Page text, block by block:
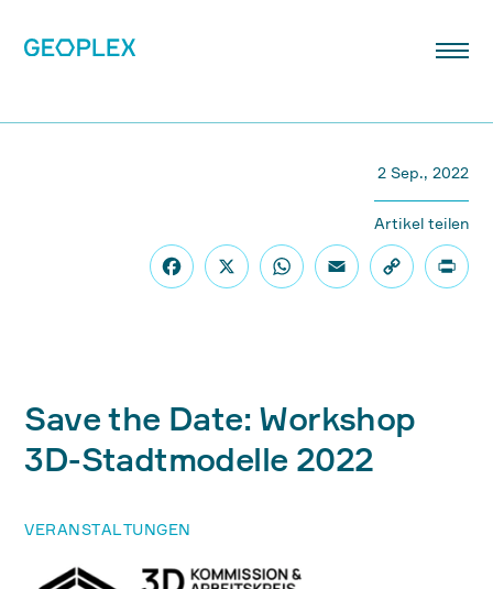
VERANSTALTUNGEN
Save the Date: Workshop
3D-Stadtmodelle 2022
2 Sep., 2022
Artikel teilen